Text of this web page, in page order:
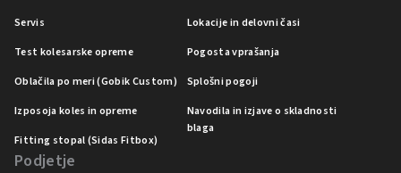
Servis
Test kolesarske opreme
Oblačila po meri (Gobik Custom)
Izposoja koles in opreme
Fitting stopal (Sidas Fitbox)
Lokacije in delovni časi
Pogosta vprašanja
Splošni pogoji
Navodila in izjave o skladnosti
blaga
Podjetje